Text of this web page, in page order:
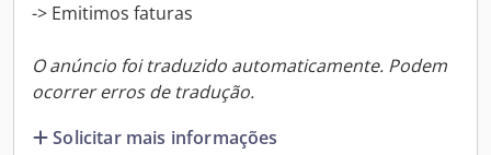
-> Emitimos faturas
O anúncio foi traduzido automaticamente. Podem
ocorrer erros de tradução.
Solicitar mais informações